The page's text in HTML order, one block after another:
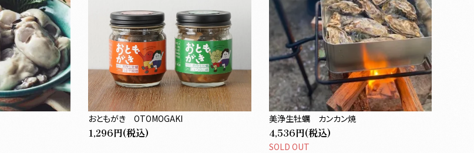
おともがき OTOMOGAKI
1,296円(税込)
美浄生牡蠣 カンカン焼
4,536円(税込)
SOLD OUT